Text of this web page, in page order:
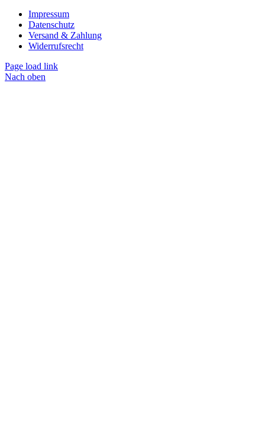
Impressum
Datenschutz
Versand & Zahlung
Widerrufsrecht
Page load link
Nach oben